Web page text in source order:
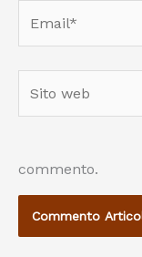
web
commento.